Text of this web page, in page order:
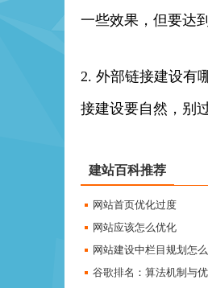
一些效果，但要达
2. 外部链接建设有
接建设要自然，别
建站百科推荐
网站首页优化过度
网站应该怎么优化
网站建设中栏目规划怎
谷歌排名：算法机制与